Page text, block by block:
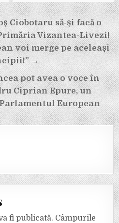
Ciobotaru să-și facă o
Vizantea-Livezi!
voi merge pe aceleași
→
pot avea o voce în
Ciprian Epure, un
European
fi publicată. Câmpurile